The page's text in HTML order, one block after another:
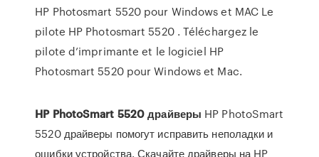
HP Photosmart 5520 pour Windows et MAC Le
pilote HP Photosmart 5520 . Téléchargez le
pilote d’imprimante et le logiciel HP
Photosmart 5520 pour Windows et Mac.
HP PhotoSmart 5520 драйверы HP PhotoSmart
5520 драйверы помогут исправить неполадки и
ошибки устройства. Скачайте драйверы на HP